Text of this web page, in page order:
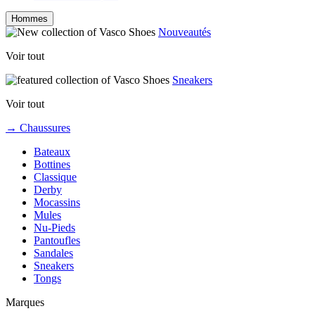
Hommes
Nouveautés
Voir tout
Sneakers
Voir tout
→ Chaussures
Bateaux
Bottines
Classique
Derby
Mocassins
Mules
Nu-Pieds
Pantoufles
Sandales
Sneakers
Tongs
Marques